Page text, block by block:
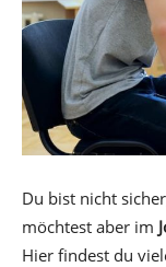
Du bist nicht
möchtest aber im
Hier findest du